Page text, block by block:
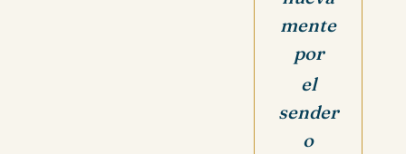
mente
por
el
sender
o